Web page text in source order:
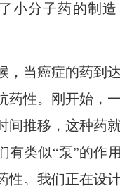
小分子药的制
当癌症的药到达
药性。刚开始，
间推移，这种药
有类似“泵”的作
性。我们正在设